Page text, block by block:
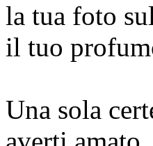
la tua foto
il tuo
Una sola